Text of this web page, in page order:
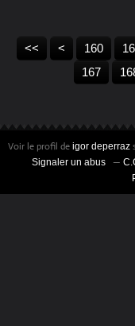
<< < 100
110
120
130
140
150
160
167
Voir le profil de igor deperraz
Signaler un abus